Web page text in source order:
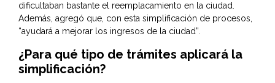
dificultaban bastante el reemplacamiento en la ciudad.
Además, agregó que, con esta simplificación de procesos,
“ayudará a mejorar los ingresos de la ciudad”.
¿Para qué tipo de trámites aplicará la
simplificación?